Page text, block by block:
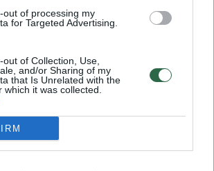
out of processing my
for Targeted Advertising.
of Collection, Use,
and/or Sharing of my
that Is Unrelated with the
which it was collected.
teigimu, radus
kaip ir planuojama, turėtų
2028 metų.